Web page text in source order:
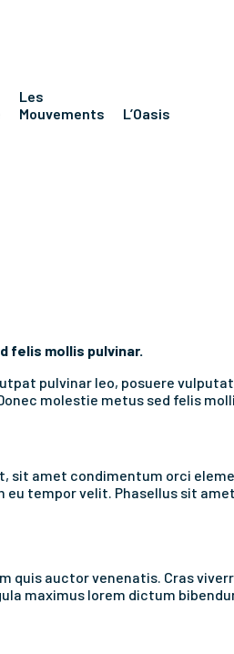
Les
Mouvements
L’Oasis
felis mollis pulvinar.
pulvinar leo, posuere
molestie metus sed felis
sit amet condimentum orci
tempor velit. Phasellus sit
quis auctor venenatis. Cras
maximus lorem dictum